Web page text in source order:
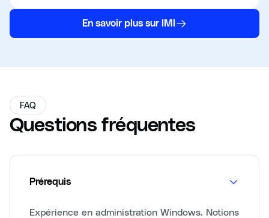
En savoir plus sur IMI
FAQ
Questions fréquentes
Prérequis
Expérience en administration Windows. Notions